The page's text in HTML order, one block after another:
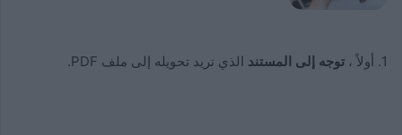
1. أولاً ، توجه إلى المستند الذي تريد تحويله إلى ملف PDF.